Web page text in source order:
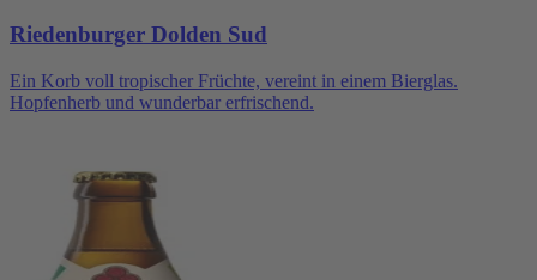
Riedenburger Dolden Sud
Ein Korb voll tropischer Früchte, vereint in einem Bierglas.
Hopfenherb und wunderbar erfrischend.